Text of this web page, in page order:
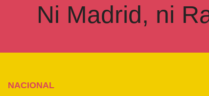
Ni Madrid, ni
NACIONAL